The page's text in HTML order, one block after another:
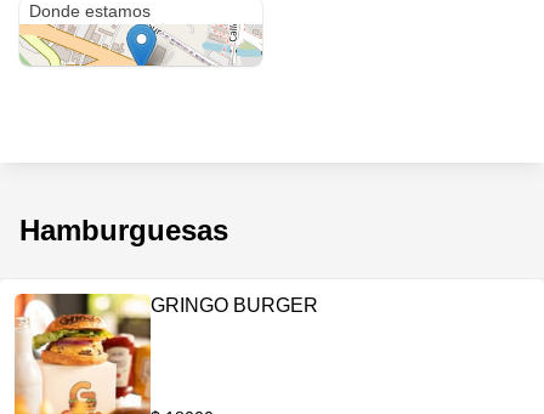
Donde estamos
Hamburguesas
GRINGO BURGER